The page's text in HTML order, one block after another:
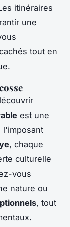
itinéraires
une
tout en
est une
l'imposant
, chaque
culturelle
vous
nature ou
, tout